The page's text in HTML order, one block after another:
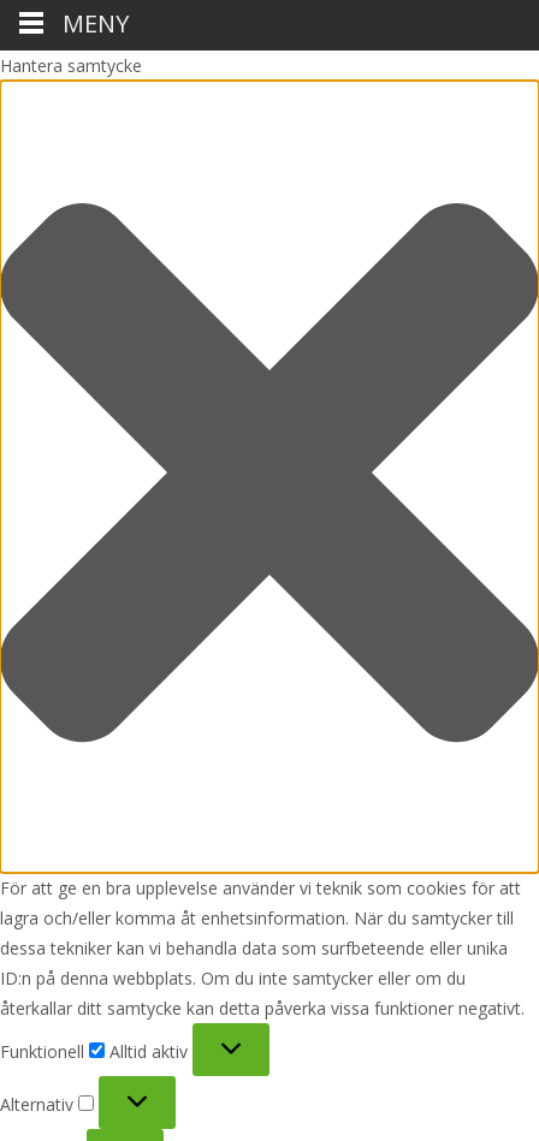
Hantera samtycke
För att ge en bra upplevelse använder vi teknik som cookies för att
lagra och/eller komma åt enhetsinformation. När du samtycker till
dessa tekniker kan vi behandla data som surfbeteende eller unika
ID:n på denna webbplats. Om du inte samtycker eller om du
återkallar ditt samtycke kan detta påverka vissa funktioner negativt.
Funktionell
Alltid aktiv
Alternativ
MENY